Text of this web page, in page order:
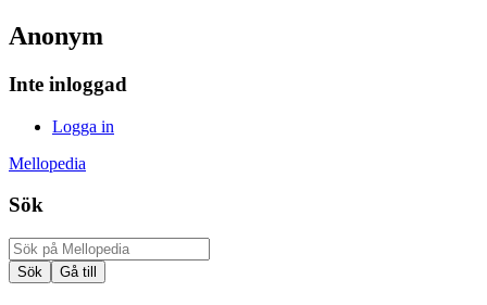
Anonym
Inte inloggad
Logga in
Mellopedia
Sök